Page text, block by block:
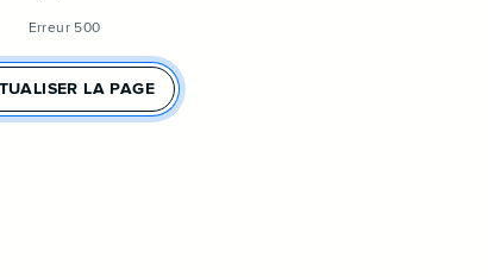
Erreur 500
LA PAGE